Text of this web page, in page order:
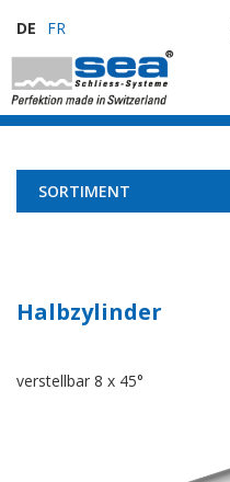
DE FR
SORTIMENT
Halbzylinder
verstellbar 8 x 45°